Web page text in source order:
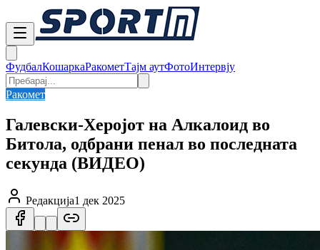
ФудбалКошаркаРакометТајм аутФотоИнтервју
Ракомет
Галевски-Херојот на Алкалоид во
Битола, одбрани пенал во последната
секунда (ВИДЕО)
Редакција1 дек 2025